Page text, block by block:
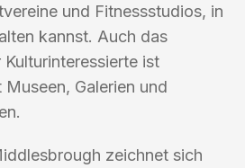
und Fitnessstudios, in
kannst. Auch das
ist
Galerien und
zeichnet sich